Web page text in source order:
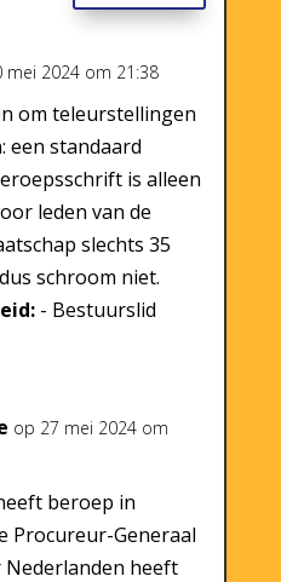
mei 2024 om 21:38
om teleurstellingen
een standaard
is alleen
leden van de
slechts 35
schroom niet.
- Bestuurslid
op 27 mei 2024 om
beroep in
Procureur-Generaal
Nederlanden heeft